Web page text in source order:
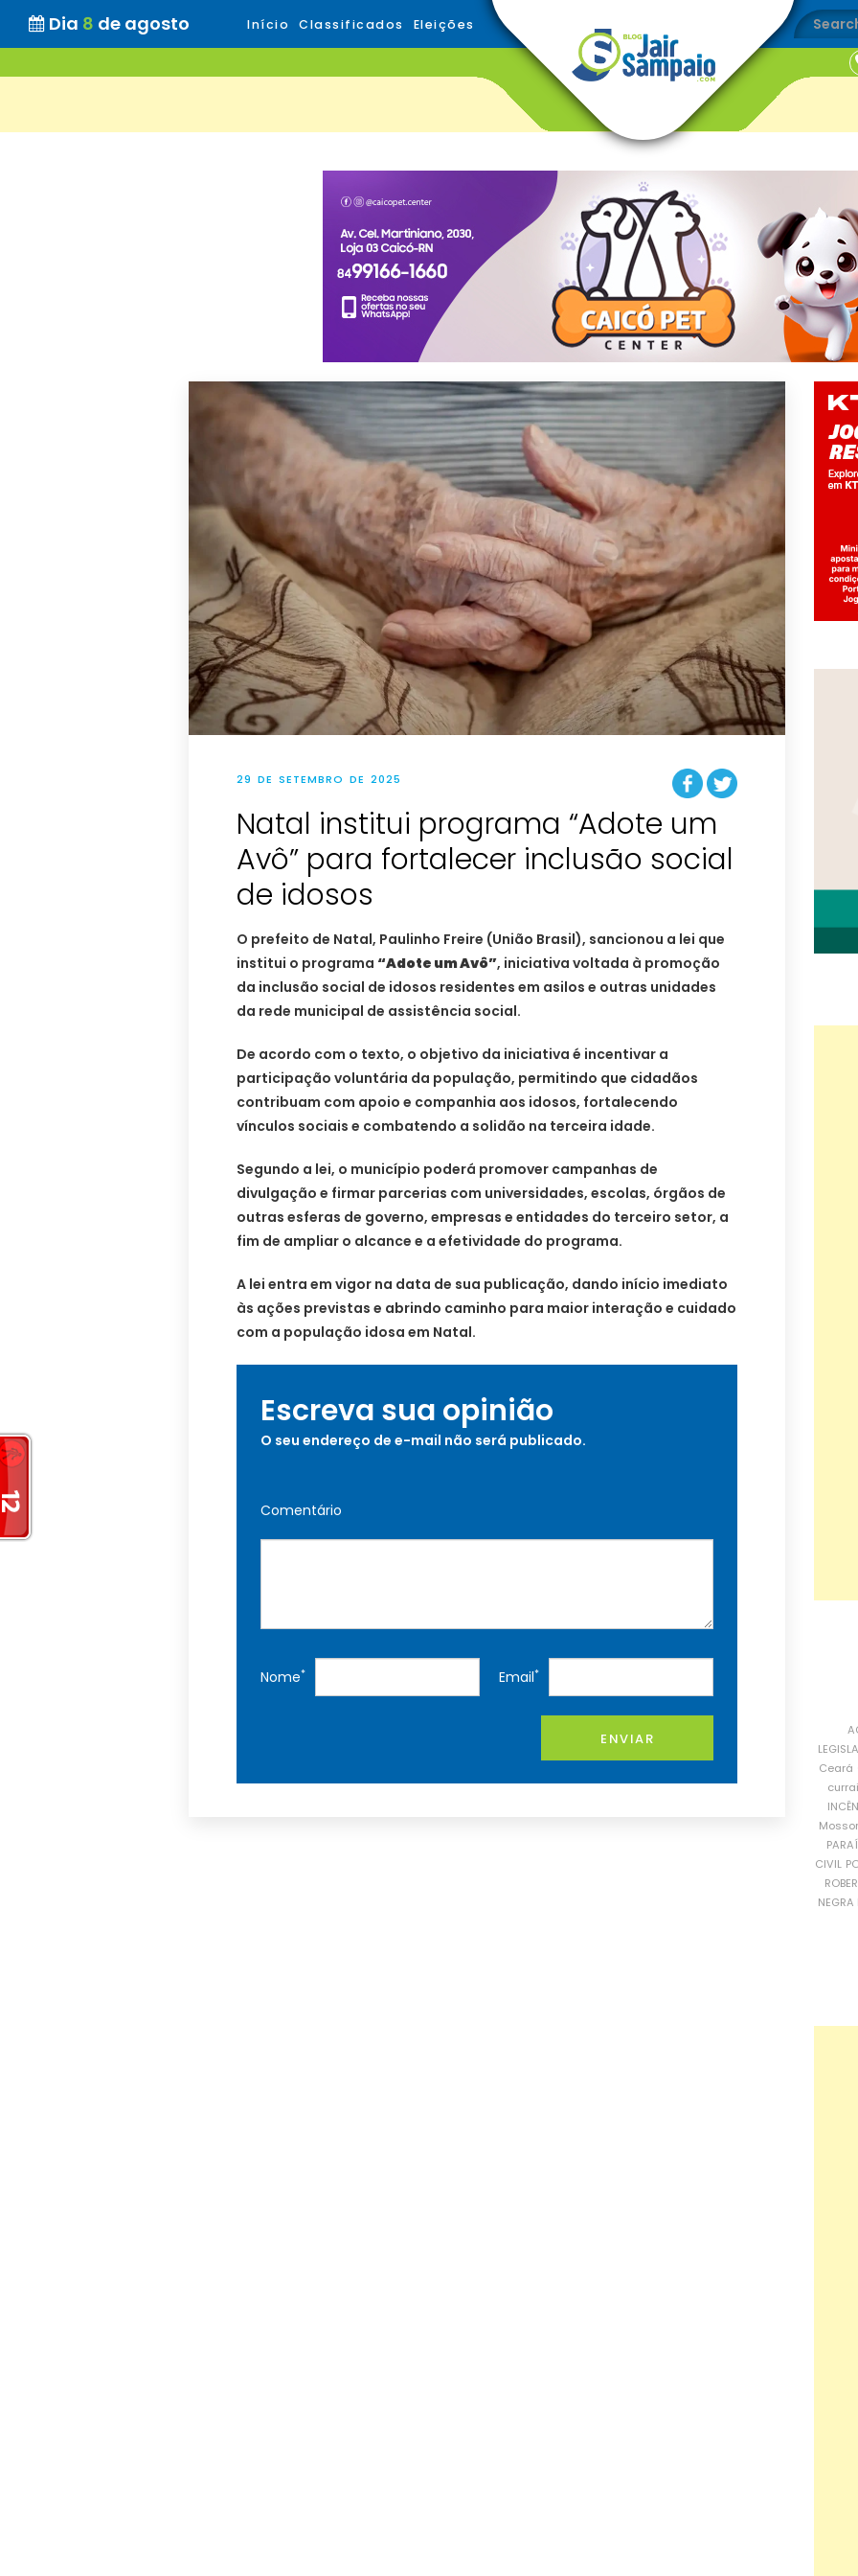
Dia 8 de agosto Início Classificados Eleições
29 DE SETEMBRO DE 2025
Natal institui programa “Adote um
Avô” para fortalecer inclusão social
de idosos
O prefeito de Natal, Paulinho Freire (União Brasil), sancionou a lei que
institui o programa “Adote um Avô”, iniciativa voltada à promoção
da inclusão social de idosos residentes em asilos e outras unidades
da rede municipal de assistência social.
De acordo com o texto, o objetivo da iniciativa é incentivar a
participação voluntária da população, permitindo que cidadãos
contribuam com apoio e companhia aos idosos, fortalecendo
vínculos sociais e combatendo a solidão na terceira idade.
Segundo a lei, o município poderá promover campanhas de
divulgação e firmar parcerias com universidades, escolas, órgãos de
outras esferas de governo, empresas e entidades do terceiro setor, a
fim de ampliar o alcance e a efetividade do programa.
A lei entra em vigor na data de sua publicação, dando início imediato
às ações previstas e abrindo caminho para maior interação e cuidado
com a população idosa em Natal.
Escreva sua opinião
O seu endereço de e-mail não será publicado.
Comentário
Nome* Email*
ENVIAR
Ceará
CIVIL
NEGRA